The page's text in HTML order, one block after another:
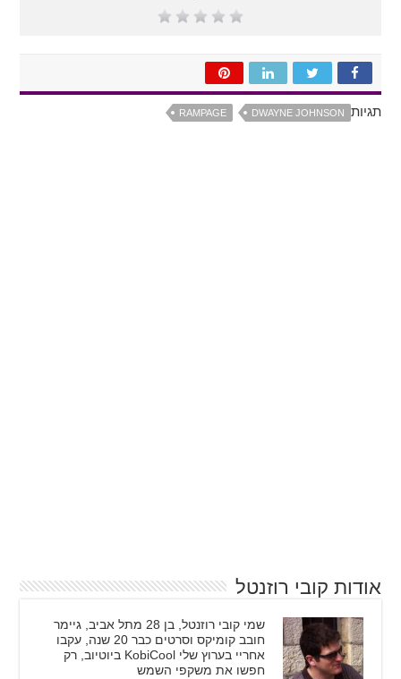
תגיות DWAYNE JOHNSON
RAMPAGE
אודות קובי רוזנטל
שמי קובי רוזנטל, בן 28 מתל אביב, גיימר
חובב קומיקס וסרטים כבר 20 שנה, עקבו
אחריי בערוץ שלי KobiCool ביוטיוב, רק
חפשו את משקפי השמש